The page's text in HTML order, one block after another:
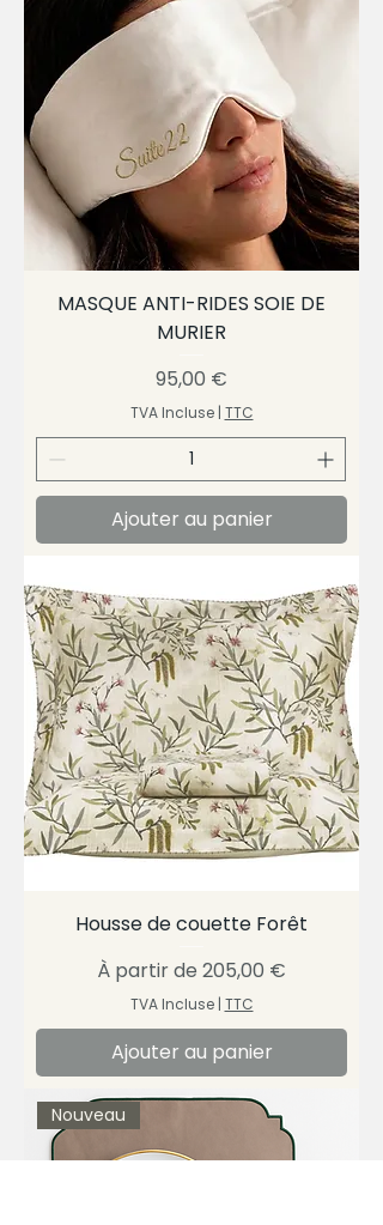
MASQUE ANTI-RIDES SOIE DE
MURIER
Prix
95,00 €
TVA Incluse| TTC
Ajouter au panier
Housse de couette Forêt
À partir de 205,00 €
Prix promotionnel
TVA Incluse| TTC
Ajouter au panier
Nouveau